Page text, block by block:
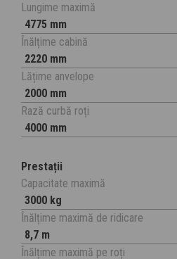
Lungime maximă
4775 mm
Înălțime cabină
2220 mm
Lățime anvelope
2000 mm
Rază curbă roți
4000 mm
Prestații
Capacitate maximă
3000 kg
Înălțime maximă de ridicare
8,7 m
Înălțime maximă pe roți